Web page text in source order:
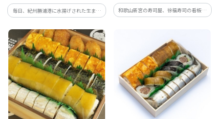
毎日、紀州勝浦港に水揚げされた生まぐ
ろを一本一本見極めて買付しております。
創業大正年間より代々受け継いだプロの
目利きで選んだ産地直送の厳選生まぐろ
です。 和歌山県特産の天然生まぐろ一度
ご賞味下さい。
和歌山新宮の寿司屋、徐福寿司の看板商
品「さんま姿寿司」です。まるごと酢漬け
汁にさんまをくぐらせ、爽やかさが口に
広がります。